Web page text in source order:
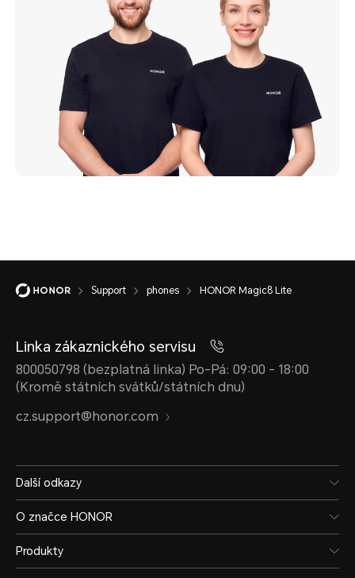
Support phones HONOR Magic8 Lite
Linka zákaznického servisu
800050798 (bezplatná linka) Po-Pá: 09:00 - 18:00
(Kromě státních svátků/státních dnu)
cz.support@honor.com
Další odkazy
O značce HONOR
Produkty